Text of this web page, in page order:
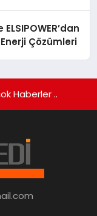
Çözümleri
Haberler ..